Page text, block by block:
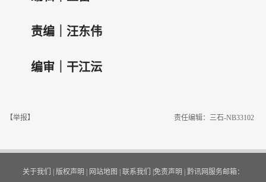
责编｜汪东伟
编审｜干江沄
【举报】 责任编辑：三石-NB33102
关于我们 | 版权声明 | 网站地图 | 联系我们 |免责声明 | 黔讯网服务邮箱：